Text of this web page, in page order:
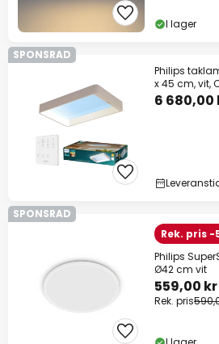
I lager
SPONSRAD
Philips
x 45 cm, vit,
6 680,00
SPONSRAD
Rek. pris -
Philips
Ø42 cm vit
559,00 kr
Rek. pris